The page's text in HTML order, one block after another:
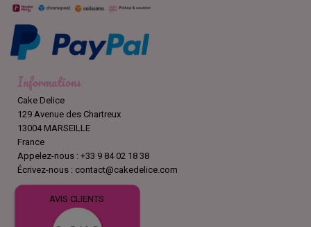
Informations
Cake Delice
129 Avenue des Chartreux
13004 MARSEILLE
France
Appelez-nous : +33 9 84 02 18 38
Écrivez-nous : contact@cakedelice.com
AVIS CLIENTS